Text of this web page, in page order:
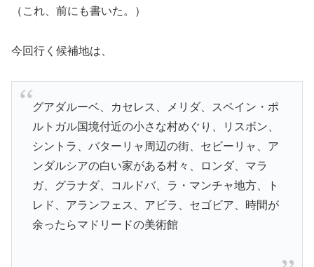
（これ、前にも書いた。）
今回行く候補地は、
グアダルーベ、カセレス、メリダ、スペイン・ポ
ルトガル国境付近の小さな村めぐり、リスボン、
シントラ、バターリャ周辺の街、セビーリャ、ア
ンダルシアの白い家がある村々、ロンダ、マラ
ガ、グラナダ、コルドバ、ラ・マンチャ地方、ト
レド、アランフェス、アビラ、セゴビア、時間が
余ったらマドリードの美術館